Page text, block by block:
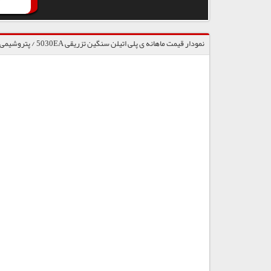
نمودار قیمت ماهانه ی پلی اتیلن سنگین تزریقی 5030EA / پتروشیمی تبریز